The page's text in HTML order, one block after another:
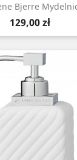
Bjerre
Cena
129,00 zł